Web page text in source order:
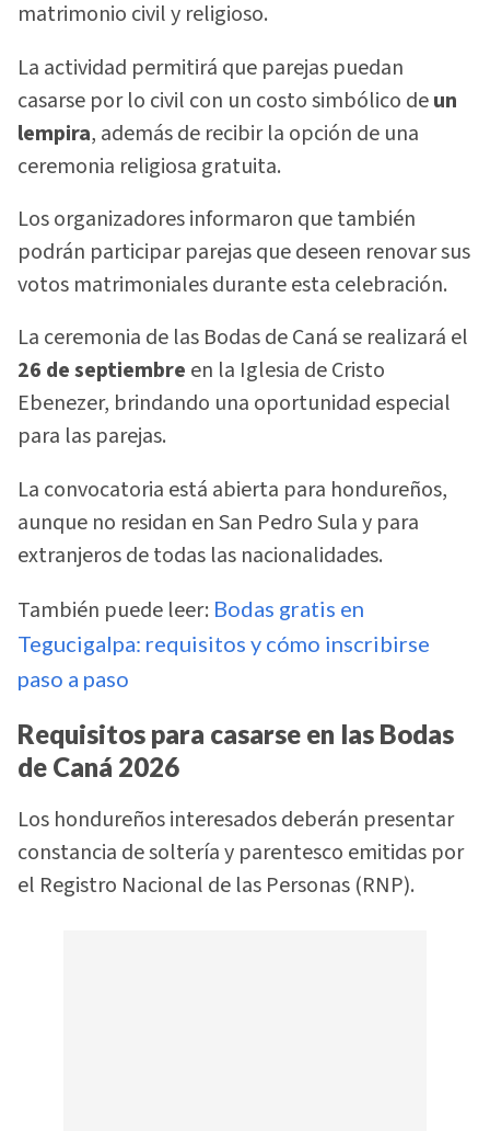
matrimonio civil y religioso.
La actividad permitirá que parejas puedan
casarse por lo civil con un costo simbólico deun
lempira, además de recibir la opción de una
ceremonia religiosa gratuita.
Los organizadores informaron que también
podrán participar parejas que deseen renovar sus
votos matrimoniales durante esta celebración.
La ceremonia de las Bodas de Caná se realizará el
26 de septiembre en la Iglesia de Cristo
Ebenezer, brindando una oportunidad especial
para las parejas.
La convocatoria está abierta para hondureños,
aunque no residan en San Pedro Sula y para
extranjeros de todas las nacionalidades.
También puede leer: Bodas gratis en
Tegucigalpa: requisitos y cómo inscribirse
paso a paso
Requisitos para casarse en las Bodas
de Caná 2026
Los hondureños interesados deberán presentar
constancia de soltería y parentesco emitidas por
el Registro Nacional de las Personas (RNP).